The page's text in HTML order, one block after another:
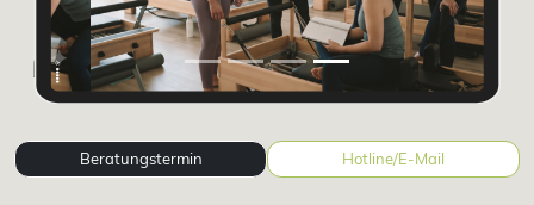
Beratungstermin Hotline/E-Mail